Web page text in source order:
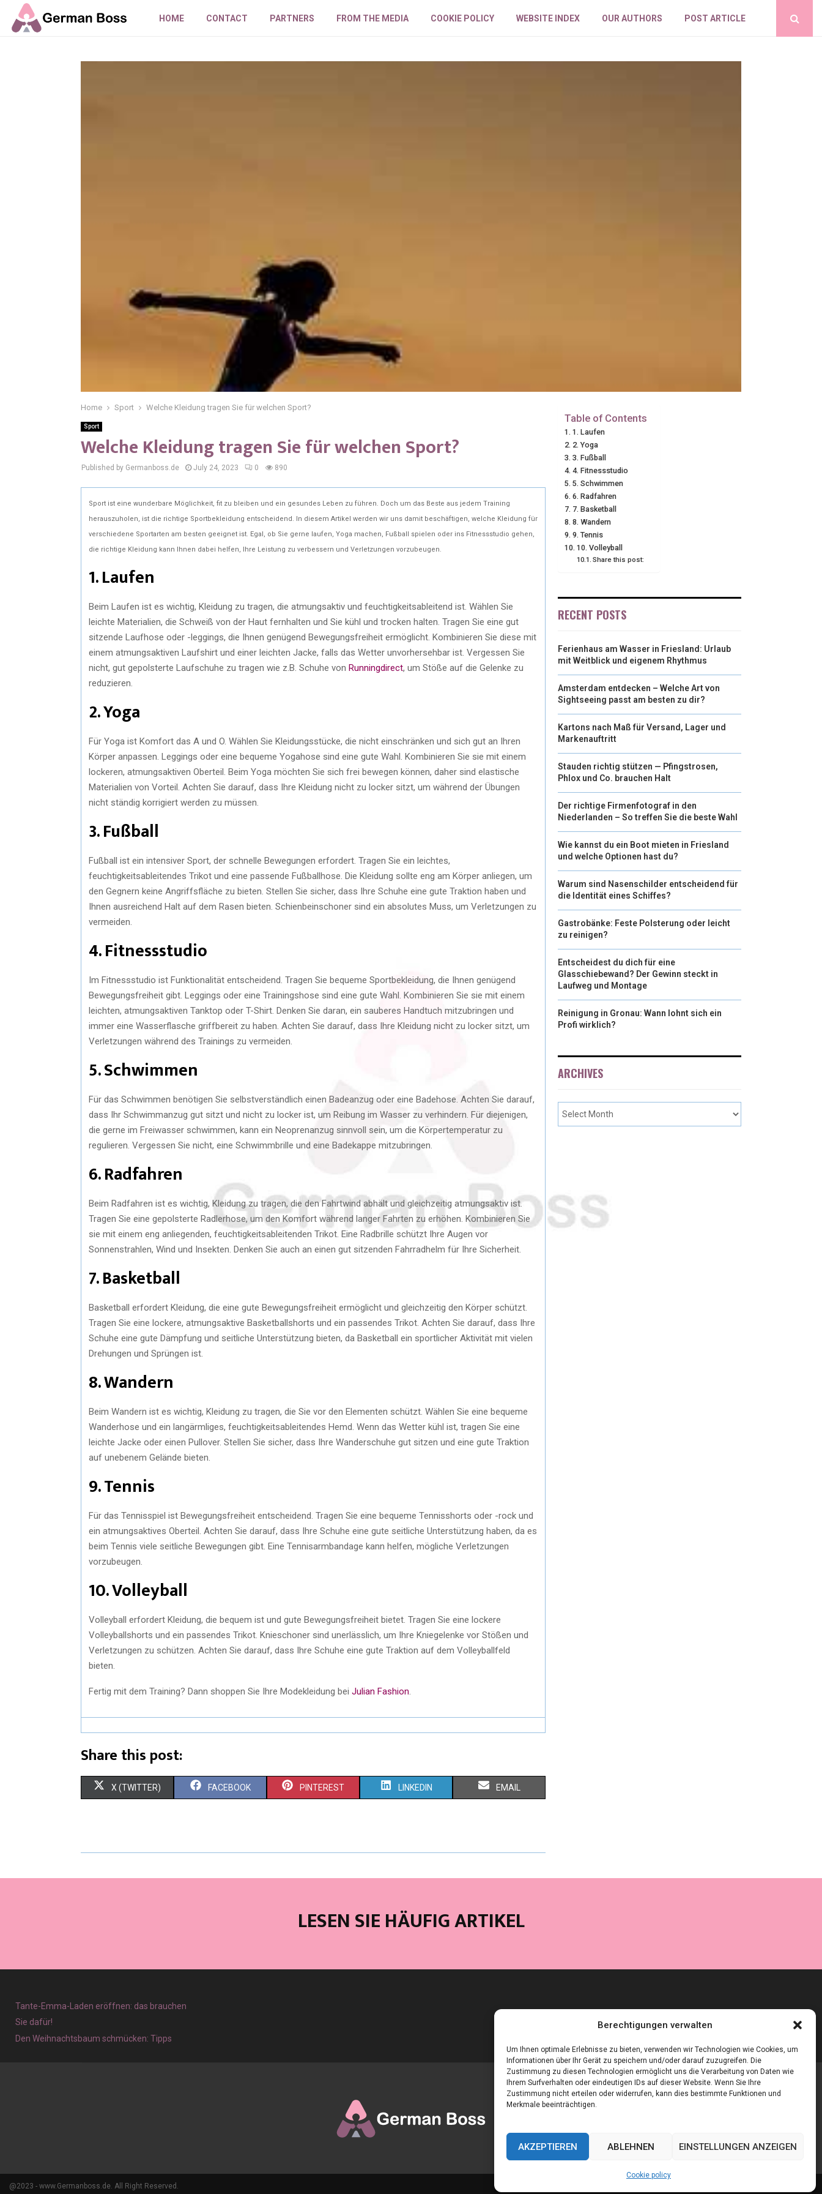
Berechtigungen verwalten
Um Ihnen optimale Erlebnisse zu bieten, verwenden wir Technologien wie Cookies, um
Informationen über Ihr Gerät zu speichern und/oder darauf zuzugreifen. Die
Zustimmung zu diesen Technologien ermöglicht uns die Verarbeitung von Daten wie
Ihrem Surfverhalten oder eindeutigen IDs auf dieser Website. Wenn Sie Ihre
Zustimmung nicht erteilen oder widerrufen, kann dies bestimmte Funktionen und
Merkmale beeinträchtigen.
AKZEPTIEREN ABLEHNEN EINSTELLUNGEN ANZEIGEN
Cookie policy
HOME CONTACT PARTNERS FROM THE MEDIA COOKIE POLICY WEBSITE INDEX OUR AUTHORS POST ARTICLE
Home Sport Welche Kleidung tragen Sie für welchen Sport?
Sport
Welche Kleidung tragen Sie für welchen Sport?
Published by Germanboss.de July 24, 2023 0 890
Sport ist eine wunderbare Möglichkeit, fit zu bleiben und ein gesundes Leben zu führen. Doch um das Beste aus jedem Training
herauszuholen, ist die richtige Sportbekleidung entscheidend. In diesem Artikel werden wir uns damit beschäftigen, welche Kleidung für
verschiedene Sportarten am besten geeignet ist. Egal, ob Sie gerne laufen, Yoga machen, Fußball spielen oder ins Fitnessstudio gehen,
die richtige Kleidung kann Ihnen dabei helfen, Ihre Leistung zu verbessern und Verletzungen vorzubeugen.
1. Laufen
Beim Laufen ist es wichtig, Kleidung zu tragen, die atmungsaktiv und feuchtigkeitsableitend ist. Wählen Sie
leichte Materialien, die Schweiß von der Haut fernhalten und Sie kühl und trocken halten. Tragen Sie eine gut
sitzende Laufhose oder -leggings, die Ihnen genügend Bewegungsfreiheit ermöglicht. Kombinieren Sie diese mit
einem atmungsaktiven Laufshirt und einer leichten Jacke, falls das Wetter unvorhersehbar ist. Vergessen Sie
nicht, gut gepolsterte Laufschuhe zu tragen wie z.B. Schuhe von Runningdirect, um Stöße auf die Gelenke zu
reduzieren.
2. Yoga
Für Yoga ist Komfort das A und O. Wählen Sie Kleidungsstücke, die nicht einschränken und sich gut an Ihren
Körper anpassen. Leggings oder eine bequeme Yogahose sind eine gute Wahl. Kombinieren Sie sie mit einem
lockeren, atmungsaktiven Oberteil. Beim Yoga möchten Sie sich frei bewegen können, daher sind elastische
Materialien von Vorteil. Achten Sie darauf, dass Ihre Kleidung nicht zu locker sitzt, um während der Übungen
nicht ständig korrigiert werden zu müssen.
3. Fußball
Fußball ist ein intensiver Sport, der schnelle Bewegungen erfordert. Tragen Sie ein leichtes,
feuchtigkeitsableitendes Trikot und eine passende Fußballhose. Die Kleidung sollte eng am Körper anliegen, um
den Gegnern keine Angriffsfläche zu bieten. Stellen Sie sicher, dass Ihre Schuhe eine gute Traktion haben und
Ihnen ausreichend Halt auf dem Rasen bieten. Schienbeinschoner sind ein absolutes Muss, um Verletzungen zu
vermeiden.
4. Fitnessstudio
Im Fitnessstudio ist Funktionalität entscheidend. Tragen Sie bequeme Sportbekleidung, die Ihnen genügend
Bewegungsfreiheit gibt. Leggings oder eine Trainingshose sind eine gute Wahl. Kombinieren Sie sie mit einem
leichten, atmungsaktiven Tanktop oder T-Shirt. Denken Sie daran, ein sauberes Handtuch mitzubringen und
immer eine Wasserflasche griffbereit zu haben. Achten Sie darauf, dass Ihre Kleidung nicht zu locker sitzt, um
Verletzungen während des Trainings zu vermeiden.
5. Schwimmen
Für das Schwimmen benötigen Sie selbstverständlich einen Badeanzug oder eine Badehose. Achten Sie darauf,
dass Ihr Schwimmanzug gut sitzt und nicht zu locker ist, um Reibung im Wasser zu verhindern. Für diejenigen,
die gerne im Freiwasser schwimmen, kann ein Neoprenanzug sinnvoll sein, um die Körpertemperatur zu
regulieren. Vergessen Sie nicht, eine Schwimmbrille und eine Badekappe mitzubringen.
6. Radfahren
Beim Radfahren ist es wichtig, Kleidung zu tragen, die den Fahrtwind abhält und gleichzeitig atmungsaktiv ist.
Tragen Sie eine gepolsterte Radlerhose, um den Komfort während langer Fahrten zu erhöhen. Kombinieren Sie
sie mit einem eng anliegenden, feuchtigkeitsableitenden Trikot. Eine Radbrille schützt Ihre Augen vor
Sonnenstrahlen, Wind und Insekten. Denken Sie auch an einen gut sitzenden Fahrradhelm für Ihre Sicherheit.
7. Basketball
Basketball erfordert Kleidung, die eine gute Bewegungsfreiheit ermöglicht und gleichzeitig den Körper schützt.
Tragen Sie eine lockere, atmungsaktive Basketballshorts und ein passendes Trikot. Achten Sie darauf, dass Ihre
Schuhe eine gute Dämpfung und seitliche Unterstützung bieten, da Basketball ein sportlicher Aktivität mit vielen
Drehungen und Sprüngen ist.
8. Wandern
Beim Wandern ist es wichtig, Kleidung zu tragen, die Sie vor den Elementen schützt. Wählen Sie eine bequeme
Wanderhose und ein langärmliges, feuchtigkeitsableitendes Hemd. Wenn das Wetter kühl ist, tragen Sie eine
leichte Jacke oder einen Pullover. Stellen Sie sicher, dass Ihre Wanderschuhe gut sitzen und eine gute Traktion
auf unebenem Gelände bieten.
9. Tennis
Für das Tennisspiel ist Bewegungsfreiheit entscheidend. Tragen Sie eine bequeme Tennisshorts oder -rock und
ein atmungsaktives Oberteil. Achten Sie darauf, dass Ihre Schuhe eine gute seitliche Unterstützung haben, da es
beim Tennis viele seitliche Bewegungen gibt. Eine Tennisarmbandage kann helfen, mögliche Verletzungen
vorzubeugen.
10. Volleyball
Volleyball erfordert Kleidung, die bequem ist und gute Bewegungsfreiheit bietet. Tragen Sie eine lockere
Volleyballshorts und ein passendes Trikot. Knieschoner sind unerlässlich, um Ihre Kniegelenke vor Stößen und
Verletzungen zu schützen. Achten Sie darauf, dass Ihre Schuhe eine gute Traktion auf dem Volleyballfeld
bieten.
Fertig mit dem Training? Dann shoppen Sie Ihre Modekleidung bei Julian Fashion
Share this post:
X (TWITTER) FACEBOOK PINTEREST LINKEDIN EMAIL
Table of Contents
1. Laufen
2. Yoga
3. Fußball
4. Fitnessstudio
5. Schwimmen
6. Radfahren
7. Basketball
8. Wandern
9. Tennis
10. Volleyball
Share this post:
RECENT POSTS
Ferienhaus am Wasser in Friesland: Urlaub
mit Weitblick und eigenem Rhythmus
Amsterdam entdecken – Welche Art von
Sightseeing passt am besten zu dir?
Kartons nach Maß für Versand, Lager und
Markenauftritt
Stauden richtig stützen — Pfingstrosen,
Phlox und Co. brauchen Halt
Der richtige Firmenfotograf in den
Niederlanden – So treffen Sie die beste Wahl
Wie kannst du ein Boot mieten in Friesland
und welche Optionen hast du?
Warum sind Nasenschilder entscheidend für
die Identität eines Schiffes?
Gastrobänke: Feste Polsterung oder leicht
zu reinigen?
Entscheidest du dich für eine
Glasschiebewand? Der Gewinn steckt in
Laufweg und Montage
Reinigung in Gronau: Wann lohnt sich ein
Profi wirklich?
ARCHIVES
LESEN SIE HÄUFIG ARTIKEL
Tante-Emma-Laden eröffnen: das brauchen
Sie dafür!
Den Weihnachtsbaum schmücken: Tipps
@2023 - www.Germanboss.de. All Right Reserved.